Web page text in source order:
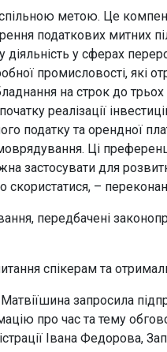
метою. Це
податкових митних
діяльність у сферах
промисловості, які
на строк до трьох
реалізації
податку та орендної
Ці
застосувати для
скористатися, –
передбачені
спікерам та
запросила
про час та тему
Івана Федорова,